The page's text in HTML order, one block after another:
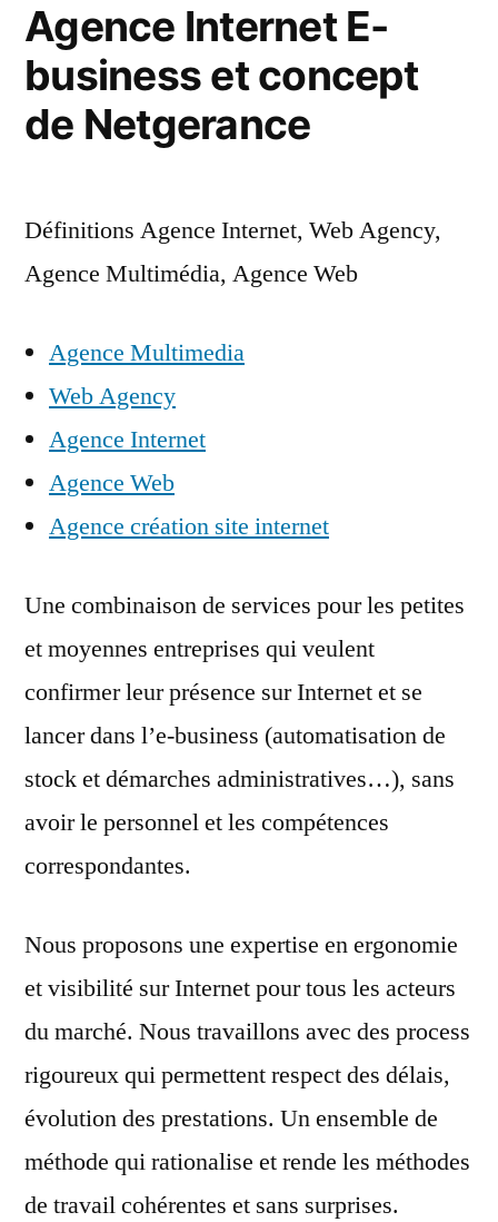
Agence Internet E-
business et concept
de Netgerance
Définitions Agence Internet, Web Agency,
Agence Multimédia, Agence Web
Agence Multimedia
Web Agency
Agence Internet
Agence Web
Agence création site internet
Une combinaison de services pour les petites
et moyennes entreprises qui veulent
confirmer leur présence sur Internet et se
lancer dans l’e-business (automatisation de
stock et démarches administratives…), sans
avoir le personnel et les compétences
correspondantes.
Nous proposons une expertise en ergonomie
et visibilité sur Internet pour tous les acteurs
du marché. Nous travaillons avec des process
rigoureux qui permettent respect des délais,
évolution des prestations. Un ensemble de
méthode qui rationalise et rende les méthodes
de travail cohérentes et sans surprises.